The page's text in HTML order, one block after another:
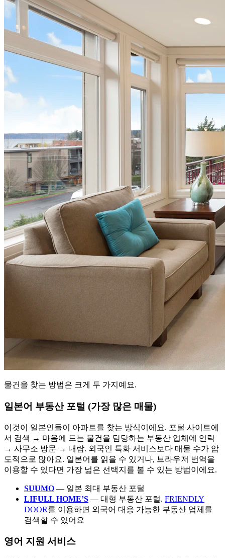
물건을 찾는 방법은 크게 두 가지예요.
일본어 부동산 포털 (가장 많은 매물)
이것이 일본인들이 아파트를 찾는 방식이에요. 포털 사이트에
서 검색 → 마음에 드는 물건을 담당하는 부동산 업체에 연락
→ 사무소 방문 → 내람. 외국인 특화 서비스보다 매물 수가 압
도적으로 많아요. 일본어를 읽을 수 있거나, 브라우저 번역을
이용할 수 있다면 가장 넓은 선택지를 볼 수 있는 방법이에요.
SUUMO — 일본 최대 부동산 포털
LIFULL HOME’S — 대형 부동산 포털. FRIENDLY
DOOR를 이용하면 외국어 대응 가능한 부동산 업체를
검색할 수 있어요
영어 지원 서비스